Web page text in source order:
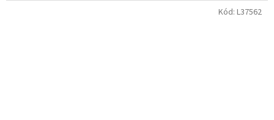
Kód: L37562